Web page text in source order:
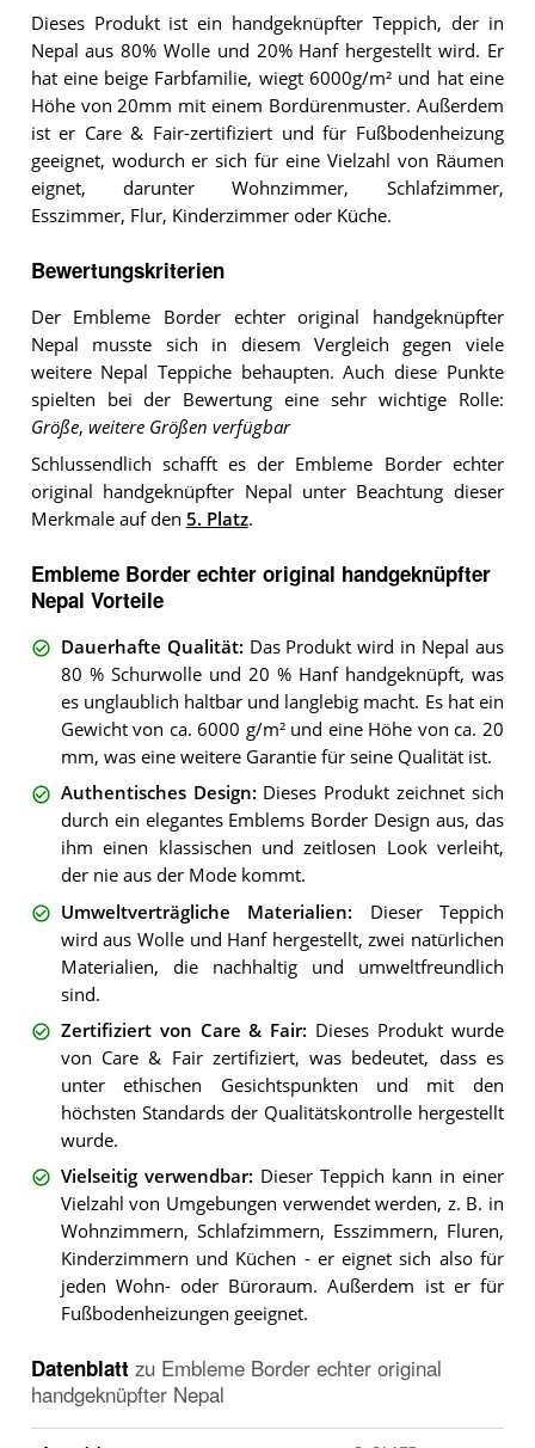
Dieses Produkt ist ein handgeknüpfter Teppich, der in
Nepal aus 80% Wolle und 20% Hanf hergestellt wird. Er
hat eine beige Farbfamilie, wiegt 6000g/m² und hat eine
Höhe von 20mm mit einem Bordürenmuster. Außerdem
ist er Care & Fair-zertifiziert und für Fußbodenheizung
geeignet, wodurch er sich für eine Vielzahl von Räumen
eignet, darunter Wohnzimmer, Schlafzimmer,
Esszimmer, Flur, Kinderzimmer oder Küche.
Bewertungskriterien
Der Embleme Border echter original handgeknüpfter
Nepal musste sich in diesem Vergleich gegen viele
weitere Nepal Teppiche behaupten. Auch diese Punkte
spielten bei der Bewertung eine sehr wichtige Rolle:
Größe, weitere Größen verfügbar
Schlussendlich schafft es der Embleme Border echter
original handgeknüpfter Nepal unter Beachtung dieser
Merkmale auf den 5. Platz.
Embleme Border echter original handgeknüpfter
Nepal Vorteile
Dauerhafte Qualität: Das Produkt wird in Nepal aus
80 % Schurwolle und 20 % Hanf handgeknüpft, was
es unglaublich haltbar und langlebig macht. Es hat ein
Gewicht von ca. 6000 g/m² und eine Höhe von ca. 20
mm, was eine weitere Garantie für seine Qualität ist.
Authentisches Design: Dieses Produkt zeichnet sich
durch ein elegantes Emblems Border Design aus, das
ihm einen klassischen und zeitlosen Look verleiht,
der nie aus der Mode kommt.
Umweltverträgliche Materialien: Dieser Teppich
wird aus Wolle und Hanf hergestellt, zwei natürlichen
Materialien, die nachhaltig und umweltfreundlich
sind.
Zertifiziert von Care & Fair: Dieses Produkt wurde
von Care & Fair zertifiziert, was bedeutet, dass es
unter ethischen Gesichtspunkten und mit den
höchsten Standards der Qualitätskontrolle hergestellt
wurde.
Vielseitig verwendbar: Dieser Teppich kann in einer
Vielzahl von Umgebungen verwendet werden, z. B. in
Wohnzimmern, Schlafzimmern, Esszimmern, Fluren,
Kinderzimmern und Küchen - er eignet sich also für
jeden Wohn- oder Büroraum. Außerdem ist er für
Fußbodenheizungen geeignet.
Datenblatt zu Embleme Border echter original
handgeknüpfter Nepal